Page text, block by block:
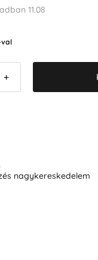
11.08
val
+
nagykereskedelem